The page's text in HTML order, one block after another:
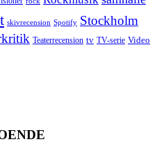
skivrecension Spotify Stockholm
Teaterrecension tv TV-serie Video